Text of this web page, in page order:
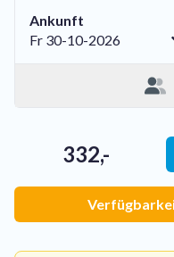
Ankunft
Fr 30-10-2026
332,-